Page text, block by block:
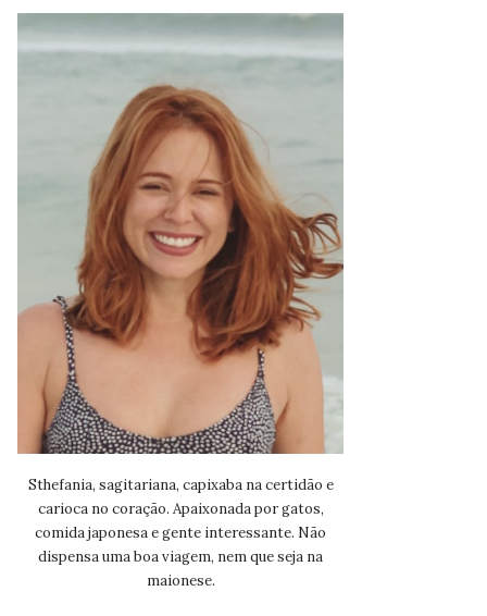
Sthefania, sagitariana, capixaba na certidão e
carioca no coração. Apaixonada por gatos,
comida japonesa e gente interessante. Não
dispensa uma boa viagem, nem que seja na
maionese.